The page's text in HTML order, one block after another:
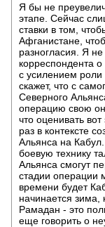
Я бы не
этапе. Сейчас
ставки в том,
Афганистане,
разногласия. Я
корреспондента
с усилением
скажет, что с
Северного
операцию свою
что оценивать
раз в контексте
Альянса на
боевую технику
Альянса смогут
стадии операции
времени будет
начинается зима,
Рамадан - это
еще говорить о